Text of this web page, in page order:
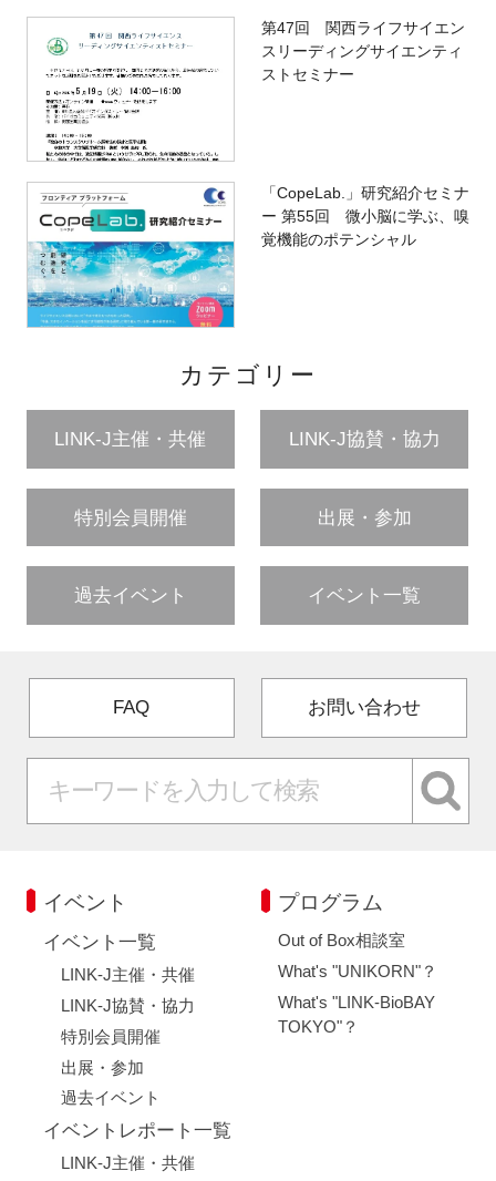
第47回 関西ライフサイエン
スリーディングサイエンティ
ストセミナー
「CopeLab.」研究紹介セミナ
ー 第55回 微小脳に学ぶ、嗅
覚機能のポテンシャル
カテゴリー
LINK-J主催・共催 LINK-J協賛・協力
特別会員開催 出展・参加
過去イベント イベント一覧
FAQ お問い合わせ
イベント
イベント一覧
LINK-J主催・共催
LINK-J協賛・協力
特別会員開催
出展・参加
過去イベント
イベントレポート一覧
LINK-J主催・共催
プログラム
Out of Box相談室
What's "UNIKORN"？
What's "LINK-BioBAY
TOKYO"？